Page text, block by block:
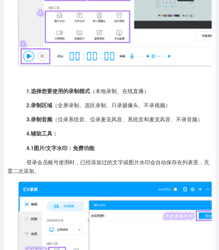
1.选择您要使用的录制模式 （本地录制、在线直播）
2.录制区域 （全屏录制、选区录制、只录摄像头、不录视频）
3.录制音频 （仅录系统音、仅录麦克风音、系统音和麦克风音、不录音频）
4.辅助工具：
4.1图片/文字水印：免费功能
登录会员账号使用时，已经添加过的文字或图片水印会自动保存在列表里，无
需二次添加。